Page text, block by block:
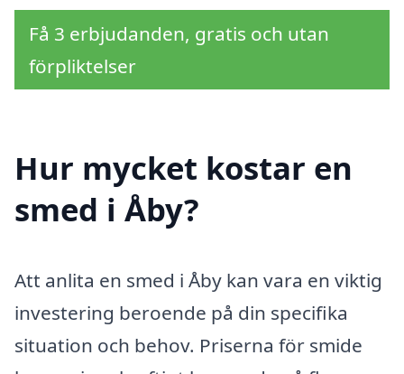
Få 3 erbjudanden, gratis och utan
förpliktelser
Hur mycket kostar en
smed i Åby?
Att anlita en smed i Åby kan vara en viktig
investering beroende på din specifika
situation och behov. Priserna för smide